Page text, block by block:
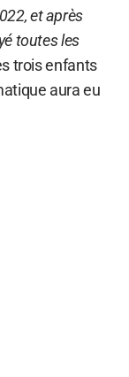
et après
toutes les
trois enfants
aura eu